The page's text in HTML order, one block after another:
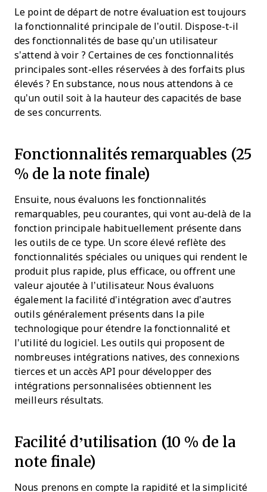
Le point de départ de notre évaluation est toujours
la fonctionnalité principale de l’outil. Dispose-t-il
des fonctionnalités de base qu’un utilisateur
s’attend à voir ? Certaines de ces fonctionnalités
principales sont-elles réservées à des forfaits plus
élevés ? En substance, nous nous attendons à ce
qu’un outil soit à la hauteur des capacités de base
de ses concurrents.
Fonctionnalités remarquables (25
% de la note finale)
Ensuite, nous évaluons les fonctionnalités
remarquables, peu courantes, qui vont au-delà de la
fonction principale habituellement présente dans
les outils de ce type. Un score élevé reflète des
fonctionnalités spéciales ou uniques qui rendent le
produit plus rapide, plus efficace, ou offrent une
valeur ajoutée à l’utilisateur. Nous évaluons
également la facilité d’intégration avec d’autres
outils généralement présents dans la pile
technologique pour étendre la fonctionnalité et
l’utilité du logiciel. Les outils qui proposent de
nombreuses intégrations natives, des connexions
tierces et un accès API pour développer des
intégrations personnalisées obtiennent les
meilleurs résultats.
Facilité d’utilisation (10 % de la
note finale)
Nous prenons en compte la rapidité et la simplicité